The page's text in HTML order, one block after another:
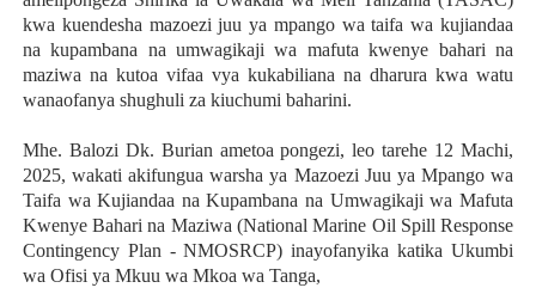
kwa kuendesha mazoezi juu ya mpango wa taifa wa kujiandaa
na kupambana na umwagikaji wa mafuta kwenye bahari na
maziwa na kutoa vifaa vya kukabiliana na dharura kwa watu
wanaofanya shughuli za kiuchumi baharini.
Mhe. Balozi Dk. Burian ametoa pongezi, leo tarehe 12 Machi,
2025, wakati akifungua warsha ya Mazoezi Juu ya Mpango wa
Taifa wa Kujiandaa na Kupambana na Umwagikaji wa Mafuta
Kwenye Bahari na Maziwa (National Marine Oil Spill Response
Contingency Plan - NMOSRCP) inayofanyika katika Ukumbi
wa Ofisi ya Mkuu wa Mkoa wa Tanga,